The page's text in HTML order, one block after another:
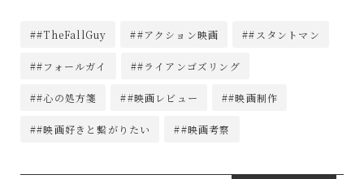
##TheFallGuy ##アクション映画 ##スタントマン
##フォールガイ ##ライアンゴズリング
##心の処方箋 ##映画レビュー ##映画制作
##映画好きと繋がりたい ##映画考察